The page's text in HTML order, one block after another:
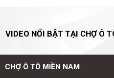
VIDEO NỔI BẬT TẠI CHỢ Ô
CHỢ Ô TÔ MIỀN NAM